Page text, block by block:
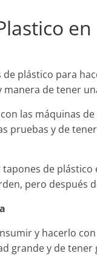
plástico para
de tener
las máquinas de
pruebas y de
de
pero después
y hacerlo
grande y de